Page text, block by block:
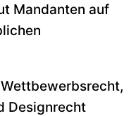
Mandanten auf
Designrecht